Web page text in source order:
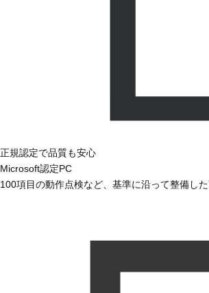
正規認定で品質も安心
Microsoft認定PC
100項目の動作点検など、基準に沿って整備し